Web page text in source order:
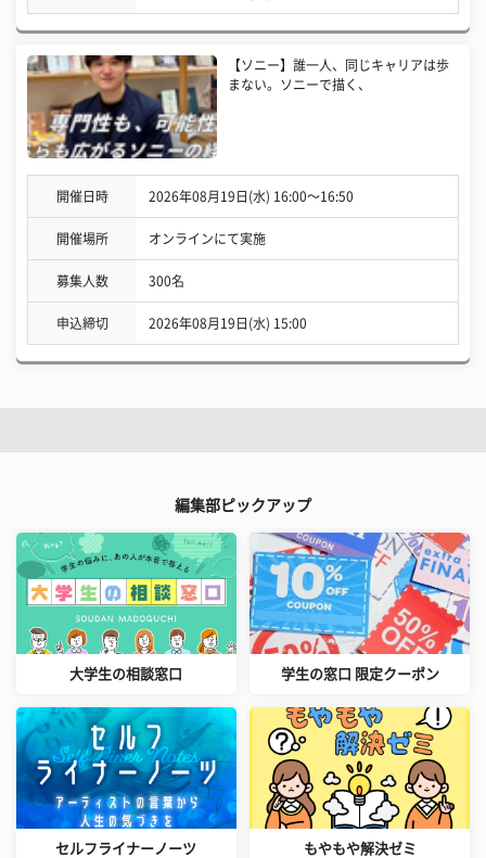
【ソニー】誰一人、同じキャリアは歩
まない。ソニーで描く、
開催日時 2026年08月19日(水) 16:00〜16:50
開催場所 オンラインにて実施
募集人数 300名
申込締切 2026年08月19日(水) 15:00
編集部ピックアップ
大学生の相談窓口 学生の窓口 限定クーポン
セルフライナーノーツ もやもや解決ゼミ